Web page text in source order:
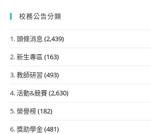
校務公告分類
1. 頭條消息 (2,439)
2. 新生專區 (163)
3. 教師研習 (493)
4. 活動&競賽(2,630)
5. 榮譽榜(182)
6. 獎助學金(481)